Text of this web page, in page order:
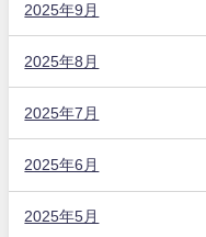
2025年9月
2025年8月
2025年7月
2025年6月
2025年5月